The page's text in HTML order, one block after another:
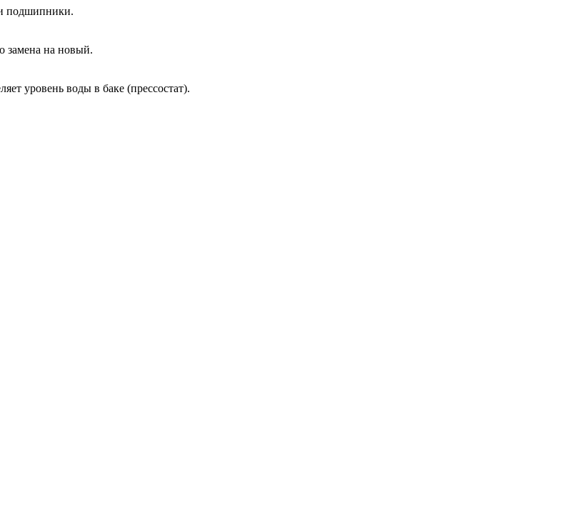
подшипники.
замена на новый.
уровень воды в баке (прессостат).